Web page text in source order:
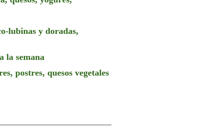
lubinas y doradas,
la semana
postres, quesos vegetales